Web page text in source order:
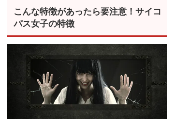
こんな特徴があったら要注意！サイコ
パス女子の特徴